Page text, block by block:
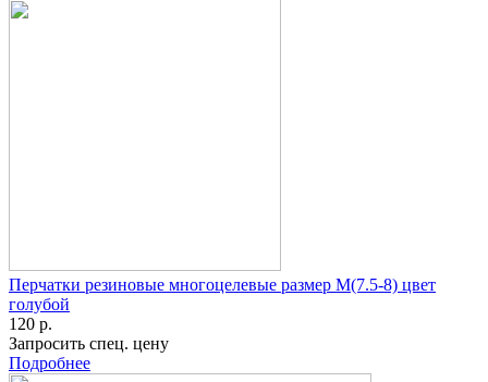
Перчатки резиновые многоцелевые размер M(7.5-8) цвет
голубой
120 р.
Запросить спец. цену
Подробнее